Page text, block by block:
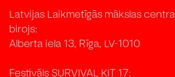
Latvijas Laikmetīgās mākslas centra
birojs:
Alberta iela 13, Rīga, LV-1010
Festivāls SURVIVAL KIT 17: